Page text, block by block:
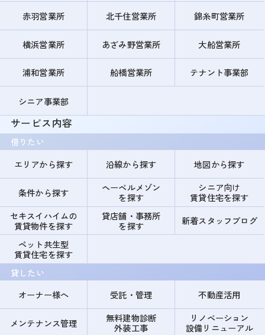
赤羽営業所 北千住営業所 錦糸町営業所
横浜営業所 あざみ野営業所 大船営業所
浦和営業所 船橋営業所 テナント事業部
シニア事業部
サービス内容
借りたい
エリアから探す
沿線から探す 地図から探す
条件から探す
ヘーベルメゾン
を探す
シニア向け
賃貸住宅を探す
セキスイハイムの
賃貸物件を探す
貸店舗・事務所
を探す
新着スタッフブログ
ペット共生型
賃貸住宅を探す
貸したい
オーナー様へ
受託・管理 不動産活用
メンテナンス管理
無料建物診断
外装工事
リノベーション
設備リニューアル